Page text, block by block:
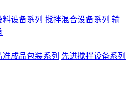
设备系列 搅拌混合设备系列 输
准成品包装系列 先进搅拌设备系列